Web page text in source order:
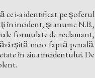
ce i-a identificat pe şoferul
în incident, şi anume N.B.,
formulate de reclamant,
nicio faptă penală.
în ziua incidentului. De